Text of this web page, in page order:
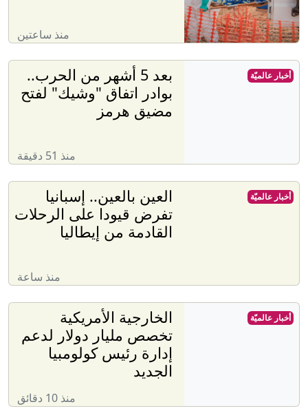
منذ ساعتين
بعد 5 أشهر من الحرب..
بوادر اتفاق "وشيك" لفتح
مضيق هرمز
منذ 51 دقيقة
أخبار عالميّة
العين بالعين.. إسبانيا
تفرض قيودا على الرحلات
القادمة من إيطاليا
منذ ساعة
أخبار عالميّة
الخارجية الأمريكية
تخصص مليار دولار لدعم
إدارة رئيس كولومبيا
الجديد
منذ 10 دقائق
أخبار عالميّة